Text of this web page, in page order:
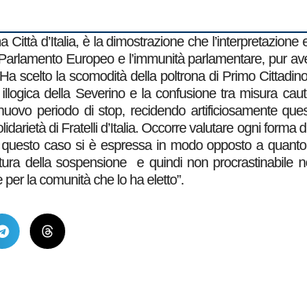
d’Italia, è la dimostrazione che
Europeo e l’immunità parlamentare, pur
scelto la scomodità della poltrona di Primo
della Severino e la confusione tra misura
periodo di stop, recidendo artificiosamente
di Fratelli d’Italia. Occorre valutare ogni
caso si è espressa in modo opposto a
della sospensione e quindi non procrastinabile
la comunità che lo ha eletto”.